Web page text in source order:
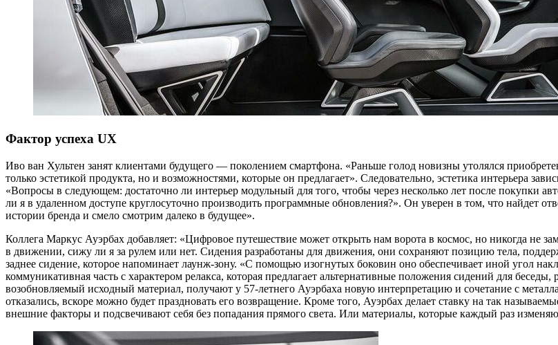
Фактор успеха UX
Иво ван Хультен занят клиентами будущего — поколением смартфона. «Раньше голод новизны утолялся
только эстетикой продукта, но и возможностями, которые он предлагает». Следовательно, эстетика интерьера
«Вопросы в следующем: достаточно ли интерьер модульный для того, чтобы через несколько лет после покупки
ли я в удаленном доступе круглосуточно производить программные обновления?». Он уверен в том, что найдет
истории бренда и смело смотрим далеко в будущее».
Коллега Маркус Ауэрбах добавляет: «Цифровое путешествие может открыть нам ворота в космос, но никогда
в движении, сижу ли я за рулем или нет. Сидения разработаны для движения, они сохраняют позицию тела,
заднее сидение, которое напоминает лаунж-зону. «С помощью изогнутых боковин оно обеспечивает иной угол
коммуникативная часть с характером релакса, которая предлагает альтернативные положения сидений для
возобновляемый исходный материал, получают у 57-летнего Ауэрбаха новую интерпретацию и сочетание с
отказались, вскоре можно будет праздновать его возвращение. Кроме того, Ауэрбах делает ставку на так
внешние факторы и подсвечивают себя без попадания прямого света. Или материалы, которые каждый раз